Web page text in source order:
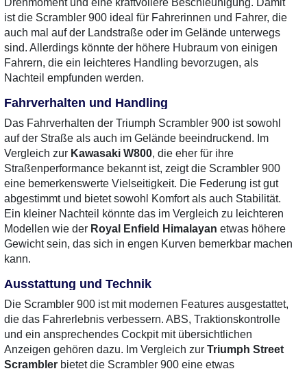
Drehmoment und eine kraftvollere Beschleunigung. Damit
ist die Scrambler 900 ideal für Fahrerinnen und Fahrer, die
auch mal auf der Landstraße oder im Gelände unterwegs
sind. Allerdings könnte der höhere Hubraum von einigen
Fahrern, die ein leichteres Handling bevorzugen, als
Nachteil empfunden werden.
Fahrverhalten und Handling
Das Fahrverhalten der Triumph Scrambler 900 ist sowohl
auf der Straße als auch im Gelände beeindruckend. Im
Vergleich zur Kawasaki W800, die eher für ihre
Straßenperformance bekannt ist, zeigt die Scrambler 900
eine bemerkenswerte Vielseitigkeit. Die Federung ist gut
abgestimmt und bietet sowohl Komfort als auch Stabilität.
Ein kleiner Nachteil könnte das im Vergleich zu leichteren
Modellen wie der Royal Enfield Himalayan etwas höhere
Gewicht sein, das sich in engen Kurven bemerkbar machen
kann.
Ausstattung und Technik
Die Scrambler 900 ist mit modernen Features ausgestattet,
die das Fahrerlebnis verbessern. ABS, Traktionskontrolle
und ein ansprechendes Cockpit mit übersichtlichen
Anzeigen gehören dazu. Im Vergleich zur Triumph Street
Scrambler bietet die Scrambler 900 eine etwas